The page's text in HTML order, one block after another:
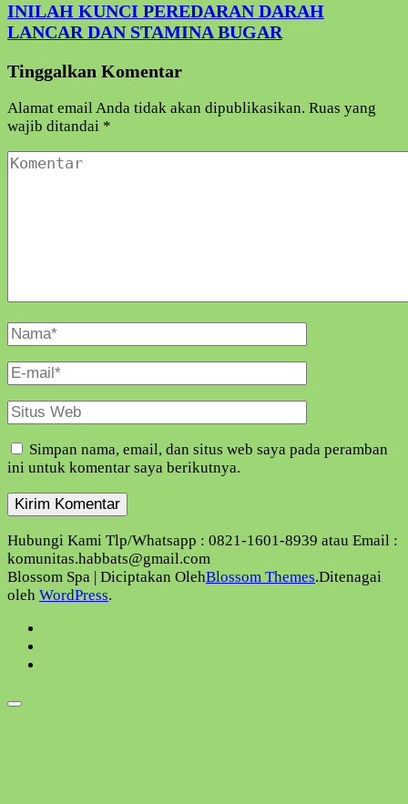
INILAH KUNCI PEREDARAN DARAH
LANCAR DAN STAMINA BUGAR
Tinggalkan Komentar
Alamat email Anda tidak akan dipublikasikan. Ruas yang
wajib ditandai *
Komentar
Nama
Lengkap
E-
Mail
Situs
Web
Simpan nama, email, dan situs web saya pada peramban
ini untuk komentar saya berikutnya.
Hubungi Kami Tlp/Whatsapp : 0821-1601-8939 atau Email :
komunitas.habbats@gmail.com
Blossom Spa | Diciptakan OlehBlossom Themes.Ditenagai
oleh WordPress.